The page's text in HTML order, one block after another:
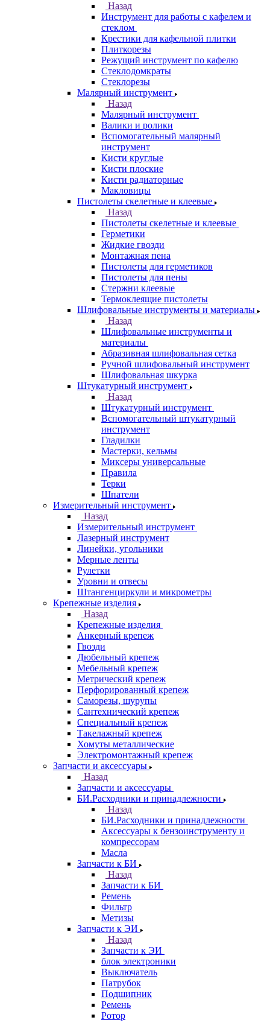
Назад
Инструмент для работы с кафелем и
стеклом
Крестики для кафельной плитки
Плиткорезы
Режущий инструмент по кафелю
Стеклодомкраты
Стеклорезы
Малярный инструмент
Назад
Малярный инструмент
Валики и ролики
Вспомогательный малярный
инструмент
Кисти круглые
Кисти плоские
Кисти радиаторные
Макловицы
Пистолеты скелетные и клеевые
Назад
Пистолеты скелетные и клеевые
Герметики
Жидкие гвозди
Монтажная пена
Пистолеты для герметиков
Пистолеты для пены
Стержни клеевые
Термоклеящие пистолеты
Шлифовальные инструменты и материалы
Назад
Шлифовальные инструменты и
материалы
Абразивная шлифовальная сетка
Ручной шлифовальный инструмент
Шлифовальная шкурка
Штукатурный инструмент
Назад
Штукатурный инструмент
Вспомогательный штукатурный
инструмент
Гладилки
Мастерки, кельмы
Миксеры универсальные
Правила
Терки
Шпатели
Измерительный инструмент
Назад
Измерительный инструмент
Лазерный инструмент
Линейки, угольники
Мерные ленты
Рулетки
Уровни и отвесы
Штангенциркули и микрометры
Крепежные изделия
Назад
Крепежные изделия
Анкерный крепеж
Гвозди
Дюбельный крепеж
Мебельный крепеж
Метрический крепеж
Перфорированный крепеж
Саморезы, шурупы
Сантехнический крепеж
Специальный крепеж
Такелажный крепеж
Хомуты металлические
Электромонтажный крепеж
Запчасти и аксессуары
Назад
Запчасти и аксессуары
БИ.Расходники и принадлежности
Назад
БИ.Расходники и принадлежности
Аксессуары к бензоинструменту и
компрессорам
Масла
Запчасти к БИ
Назад
Запчасти к БИ
Ремень
Фильтр
Метизы
Запчасти к ЭИ
Назад
Запчасти к ЭИ
блок электроники
Выключатель
Патрубок
Подшипник
Ремень
Ротор